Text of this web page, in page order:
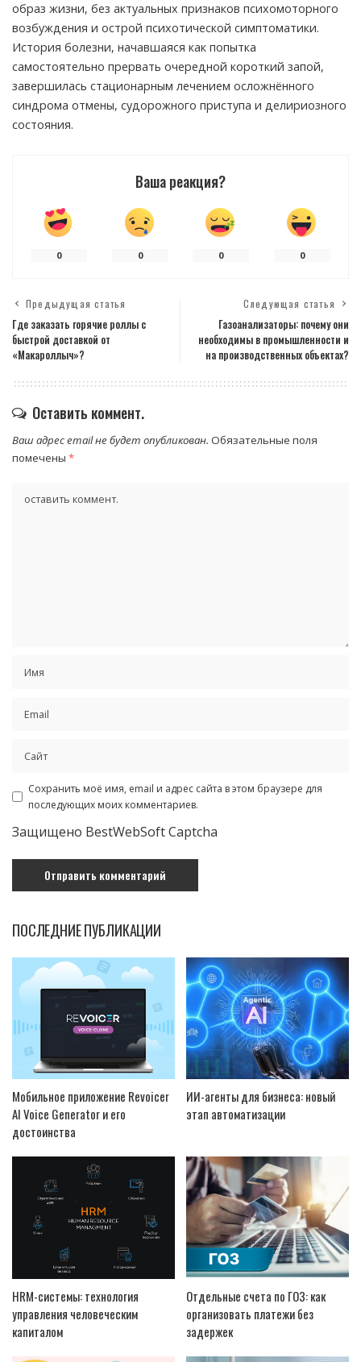
образ жизни, без актуальных признаков психомоторного
возбуждения и острой психотической симптоматики.
История болезни, начавшаяся как попытка
самостоятельно прервать очередной короткий запой,
завершилась стационарным лечением осложнённого
синдрома отмены, судорожного приступа и делириозного
состояния.
Ваша реакция?
0 0 0 0
Предыдущая статья
Где заказать горячие роллы с
быстрой доставкой от
«Макароллыч»?
Следующая статья
Газоанализаторы: почему они
необходимы в промышленности и
на производственных объектах?
Оставить коммент.
Ваш адрес email не будет опубликован. Обязательные поля
помечены *
Сохранить моё имя, email и адрес сайта в этом браузере для
последующих моих комментариев.
Защищено BestWebSoft Captcha
ПОСЛЕДНИЕ ПУБЛИКАЦИИ
Мобильное приложение Revoicer
AI Voice Generator и его
достоинства
ИИ-агенты для бизнеса: новый
этап автоматизации
HRM-системы: технология
управления человеческим
капиталом
Отдельные счета по ГОЗ: как
организовать платежи без
задержек